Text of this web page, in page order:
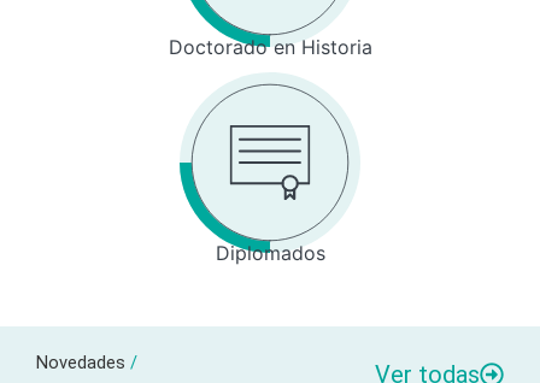
Doctorado en Historia
Diplomados
Novedades / Ver todas